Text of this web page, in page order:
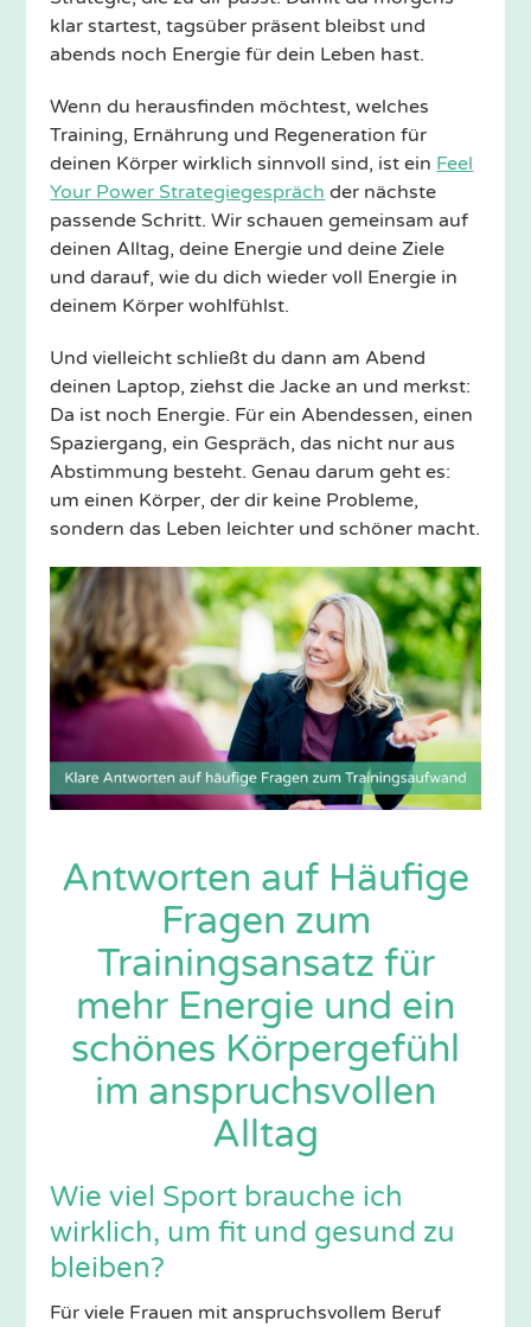
klar startest, tagsüber präsent bleibst und
abends noch Energie für dein Leben hast.
Wenn du herausfinden möchtest, welches
Training, Ernährung und Regeneration für
deinen Körper wirklich sinnvoll sind, ist ein Feel
Your Power Strategiegespräch der nächste
passende Schritt. Wir schauen gemeinsam auf
deinen Alltag, deine Energie und deine Ziele
und darauf, wie du dich wieder voll Energie in
deinem Körper wohlfühlst.
Und vielleicht schließt du dann am Abend
deinen Laptop, ziehst die Jacke an und merkst:
Da ist noch Energie. Für ein Abendessen, einen
Spaziergang, ein Gespräch, das nicht nur aus
Abstimmung besteht. Genau darum geht es:
um einen Körper, der dir keine Probleme,
sondern das Leben leichter und schöner macht.
Antworten auf Häufige
Fragen zum
Trainingsansatz für
mehr Energie und ein
schönes Körpergefühl
im anspruchsvollen
Alltag
Wie viel Sport brauche ich
wirklich, um fit und gesund zu
bleiben?
Für viele Frauen mit anspruchsvollem Beruf